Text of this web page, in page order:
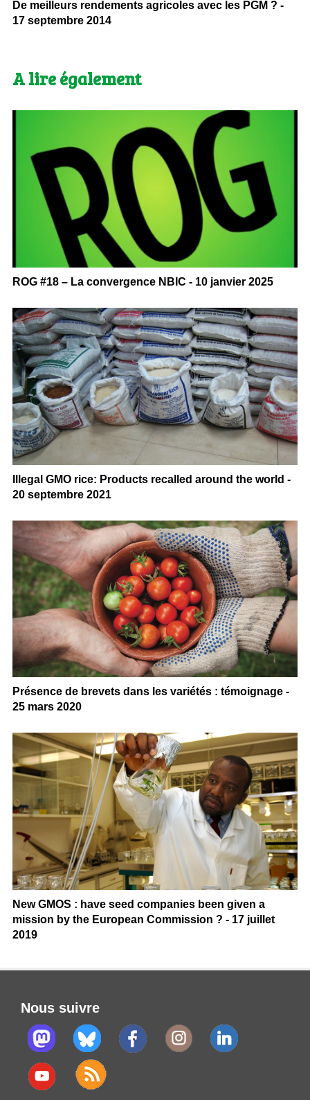
De meilleurs rendements agricoles avec les PGM ? -
17 septembre 2014
A lire également
ROG #18 – La convergence NBIC - 10 janvier 2025
Illegal GMO rice: Products recalled around the world -
20 septembre 2021
Présence de brevets dans les variétés : témoignage -
25 mars 2020
New GMOS : have seed companies been given a
mission by the European Commission ? - 17 juillet
2019
Nous suivre